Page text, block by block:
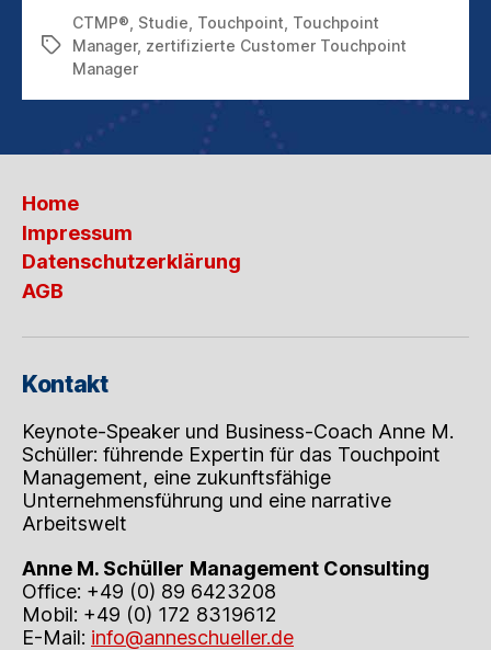
TOUCHPOINT
MANAGER
Schlagwörter
CTMP® Studie Touchpoint Touchpoint
Manager, zertifizierte Customer Touchpoint
Manager
Home
Impressum
Datenschutzerklärung
AGB
Kontakt
Keynote-Speaker und Business-Coach Anne M.
Schüller: führende Expertin für das Touchpoint
Management, eine zukunftsfähige
Unternehmensführung und eine narrative
Arbeitswelt
Anne M. Schüller Management Consulting
Office: +49 (0) 89 6423208
Mobil: +49 (0) 172 8319612
E-Mail: info@anneschueller.de